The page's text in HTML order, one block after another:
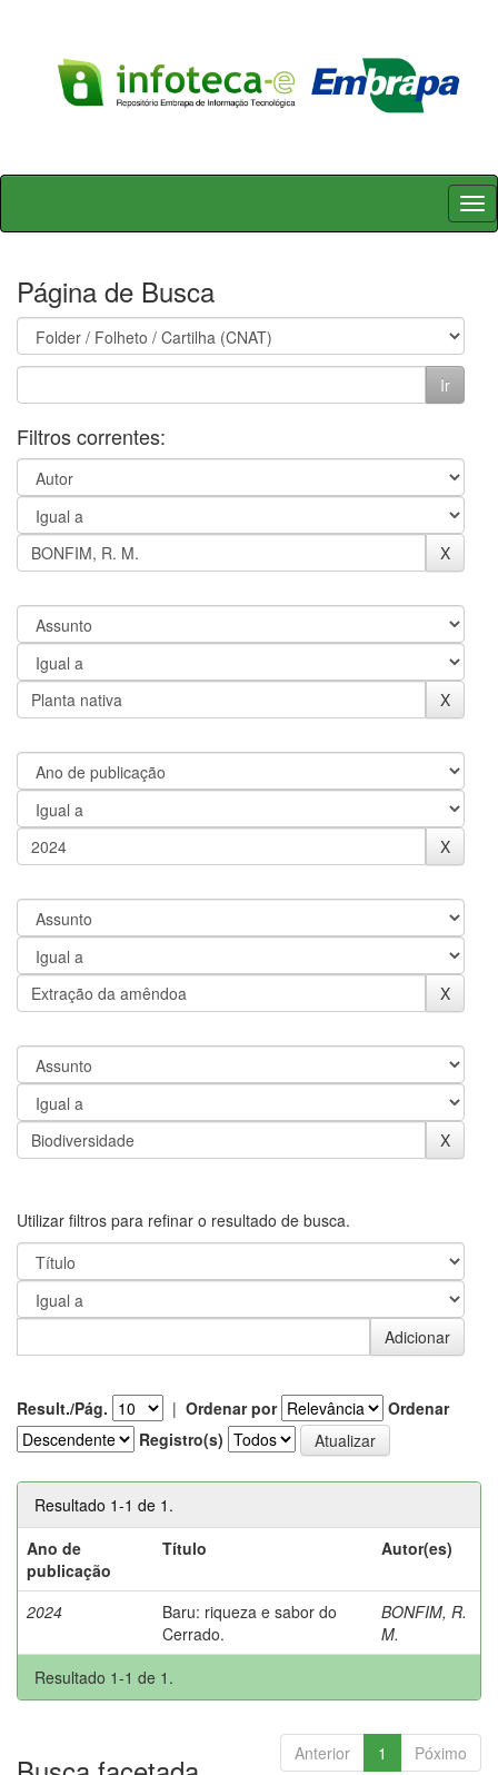
Skip
Página de Busca
Filtros correntes:
Utilizar filtros para refinar o resultado de busca.
Result./Pág. | Ordenar por
Ordenar
Registro(s)
Resultado 1-1 de 1.
Ano de
publicação
Título Autor(es)
2024
Baru: riqueza e sabor do
Cerrado.
BONFIM, R.
M.
Resultado 1-1 de 1.
Anterior 1 Póximo